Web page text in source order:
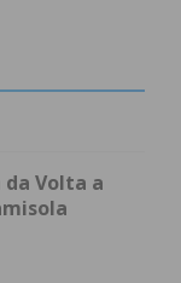
da Volta a